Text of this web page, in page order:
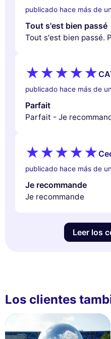
publicado hace más de
Tout s'est bien passé
Tout s'est bien passé.
publicado hace más de
Parfait
Parfait - Je
publicado hace más de
Je recommande
Je recommande
Leer los
Los clientes